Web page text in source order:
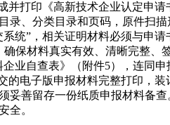
并打印《高新技术企业认定申
录、分类目录和页码，原件扫
统”，相关证明材料必须与申
保材料真实有效、清晰完整、
业自查表》（附件5），连同
的电子版申报材料完整打印，
妥善留存一份纸质申报材料备
全。